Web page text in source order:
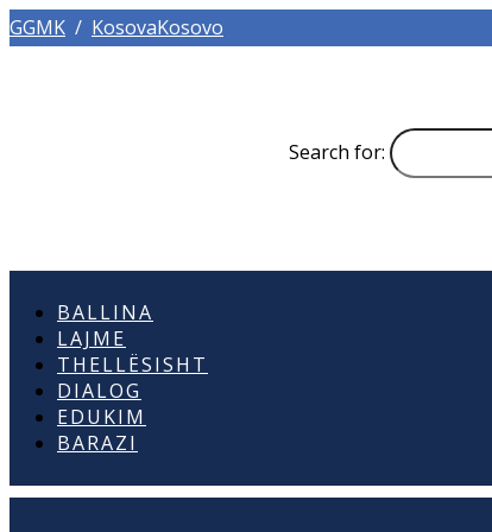
GGMK / KosovaKosovo
Search for:
BALLINA
LAJME
THELLËSISHT
DIALOG
EDUKIM
BARAZI